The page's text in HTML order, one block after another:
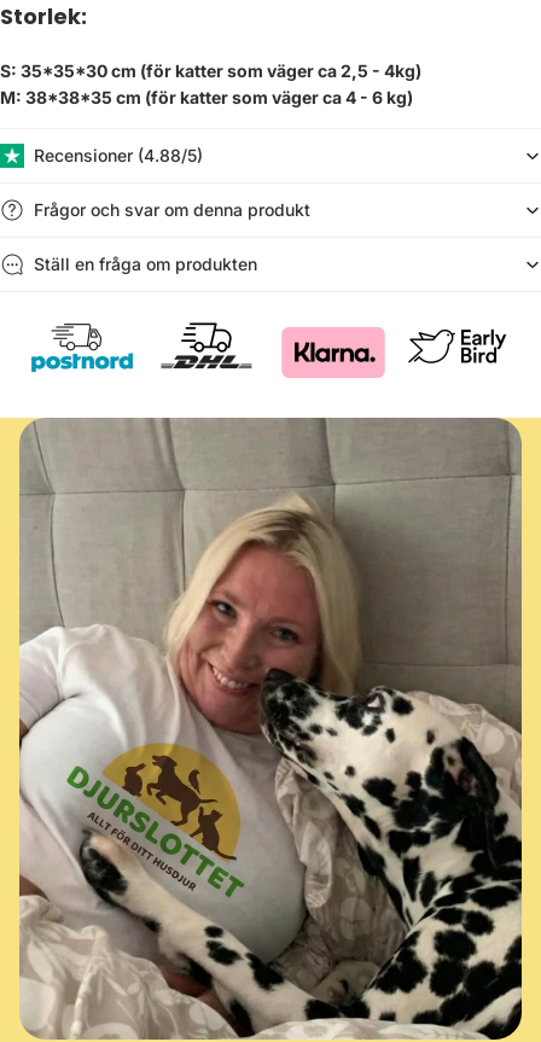
Storlek:
S: 35*35*30 cm (för katter som väger ca 2,5 - 4kg)
M: 38*38*35 cm (för katter som väger ca 4 - 6 kg)
Recensioner (​4.88/5)
Frågor och svar om denna produkt
Ställ en fråga om produkten